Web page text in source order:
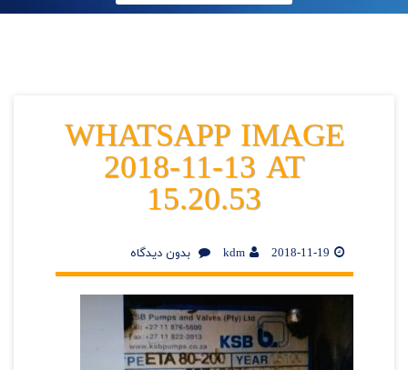
WHATSAPP IMAGE
2018-11-13 AT
15.20.53
2018-11-19
kdm بدون دیدگاه